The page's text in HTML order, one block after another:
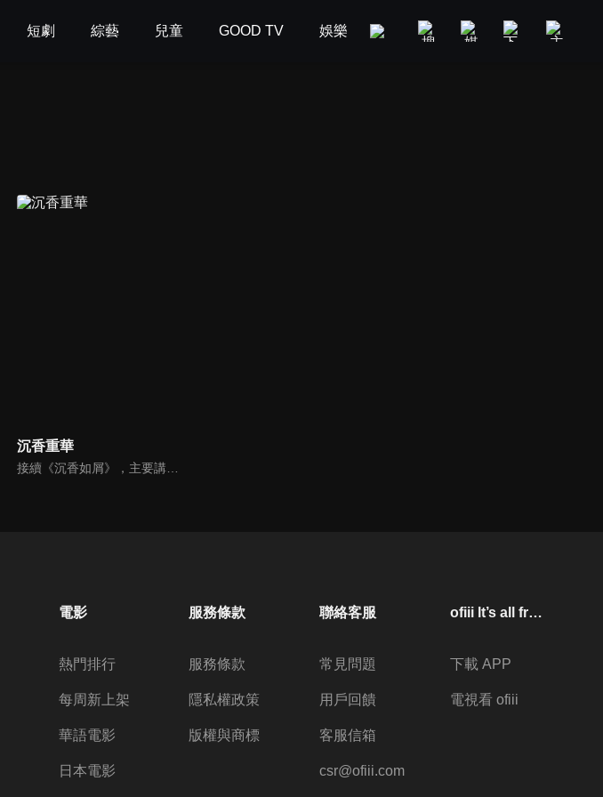
短劇 綜藝 兒童 GOOD TV 娛樂 美食旅遊 新聞政論
沉香重華
接續《沉香如屑》，主要講述了顏淡、唐周、餘墨在凡間找尋神器，並無意中了解到仙魔大戰真相的故事。唐周想起自己曾是守護結界、保護蒼生的戰神，顏淡是可療愈傷痛的菡萏仙子，二人過往曾錯過情緣，再結緣後在相知相識中解開過往誤會。在唐周等人的努力下，終找出惡勢力的幕後主腦。
電影
熱門排行
每周新上架
華語電影
日本電影
服務條款
服務條款
隱私權政策
版權與商標
聯絡客服
常見問題
用戶回饋
客服信箱
csr@ofiii.com
ofiii lt’s all free
下載 APP
電視看 ofiii